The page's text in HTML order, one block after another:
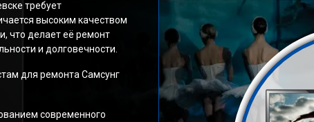
требует
высоким качеством
что делает её ремонт
и долговечности.
для ремонта Самсунг
современного